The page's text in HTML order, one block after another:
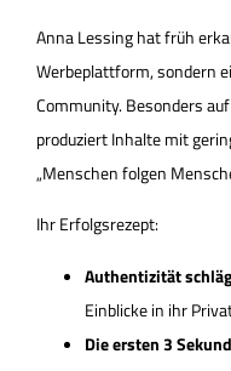
Anna Lessing hat früh
Werbeplattform, sondern
Community. Besonders
produziert Inhalte mit
„Menschen folgen
Ihr Erfolgsrezept:
Authentizität
Einblicke in ihr
Die ersten 3